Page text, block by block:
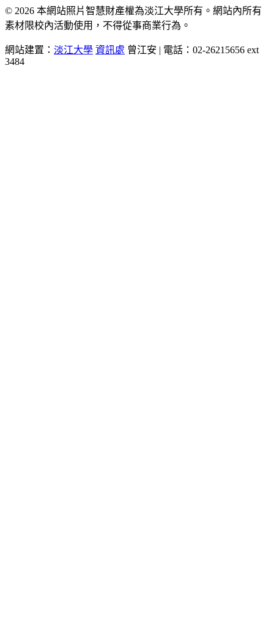
© 2026 本網站照片智慧財產權為淡江大學所有。網站內所有
素材限校內活動使用，不得從事商業行為。
網站建置： 淡江大學 資訊處 曾江安 | 電話：02-26215656 ext
3484